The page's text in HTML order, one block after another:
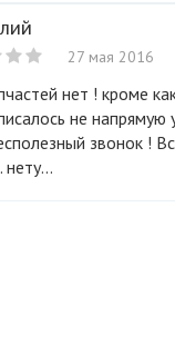
27 мая 2016
не напрямую
звонок !